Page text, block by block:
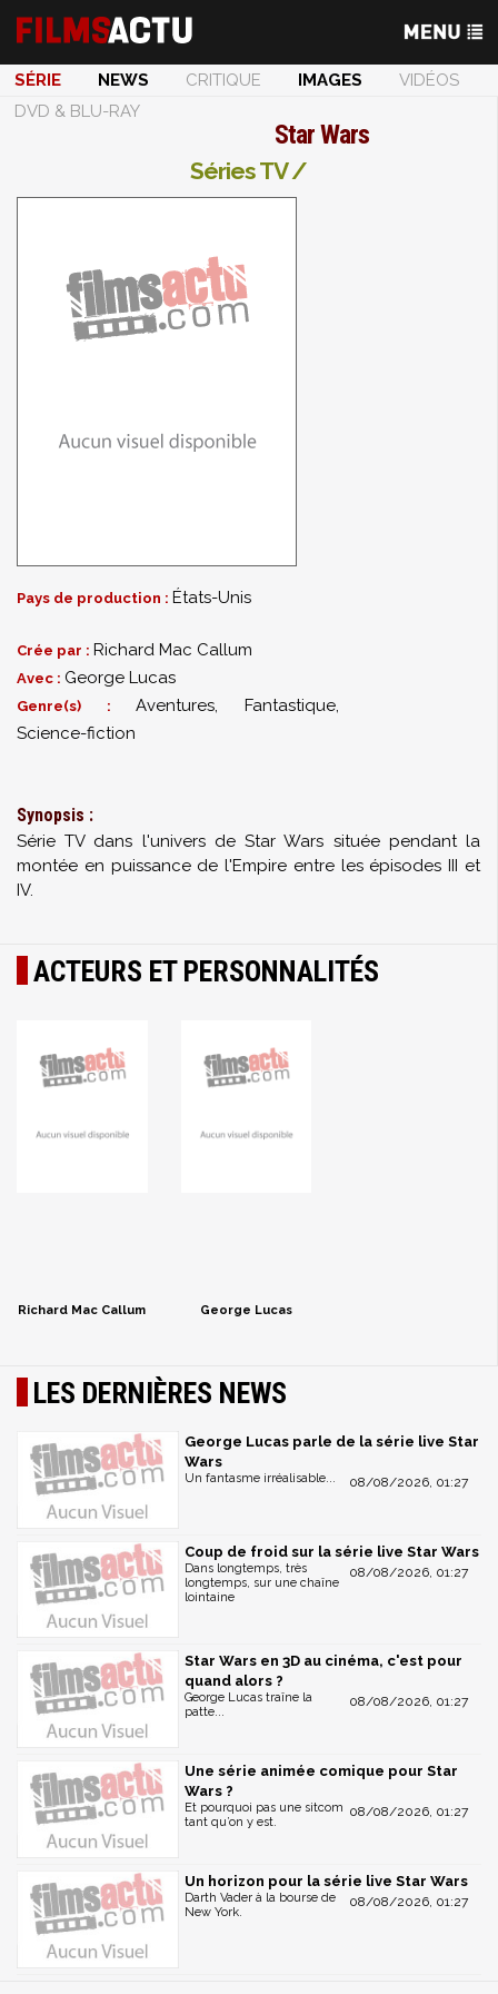
SÉRIE NEWS CRITIQUE IMAGES
VIDÉOS
DVD & BLU-RAY
Star Wars
Séries TV /
Pays de production : États-Unis
Crée par : Richard Mac Callum
Avec : George Lucas
Genre(s) :Aventures, Fantastique,
Science-fiction
Synopsis :
Série TV dans l'univers de Star Wars située pendant la
montée en puissance de l'Empire entre les épisodes III et
IV.
ACTEURS ET PERSONNALITÉS
Richard Mac Callum George Lucas
LES DERNIÈRES NEWS
George Lucas parle de la série live Star
Wars
08/08/2026, 01:27
Un fantasme irréalisable...
Coup de froid sur la série live Star Wars
08/08/2026, 01:27
Dans longtemps, très
longtemps, sur une chaîne
lointaine
Star Wars en 3D au cinéma, c'est pour
quand alors ?
08/08/2026, 01:27
George Lucas traîne la
patte...
Une série animée comique pour Star
Wars ?
08/08/2026, 01:27
Et pourquoi pas une sitcom
tant qu’on y est.
Un horizon pour la série live Star Wars
08/08/2026, 01:27
Darth Vader à la bourse de
New York.